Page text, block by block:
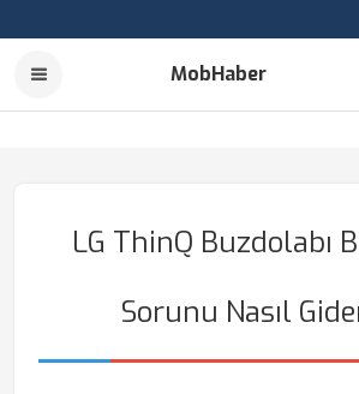
MobHaber
LG ThinQ Buzdolabı
Sorunu Nasıl